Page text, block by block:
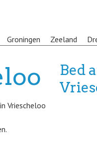
Groningen Zeeland
Vriescheloo
Bed